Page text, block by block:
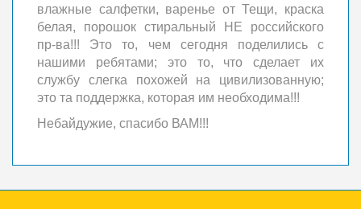
влажные салфетки, варенье от Тещи, краска
белая, порошок стиральный НЕ российского
пр-ва!!! Это то, чем сегодня поделились с
нашими ребятами; это то, что сделает их
службу слегка похожей на цивилизованную;
это та поддержка, которая им необходима!!!
Небайдужие, спасибо ВАМ!!!